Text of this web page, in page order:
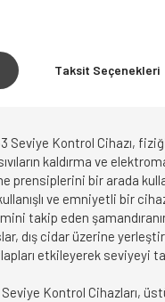
Taksit Seçenekleri
Seviye Kontrol Cihazı,
kaldırma ve
prensiplerini bir arada
ve emniyetli bir
takip eden
dış cidar üzerine
etkileyerek seviyeyi
Seviye Kontrol Cihazları,